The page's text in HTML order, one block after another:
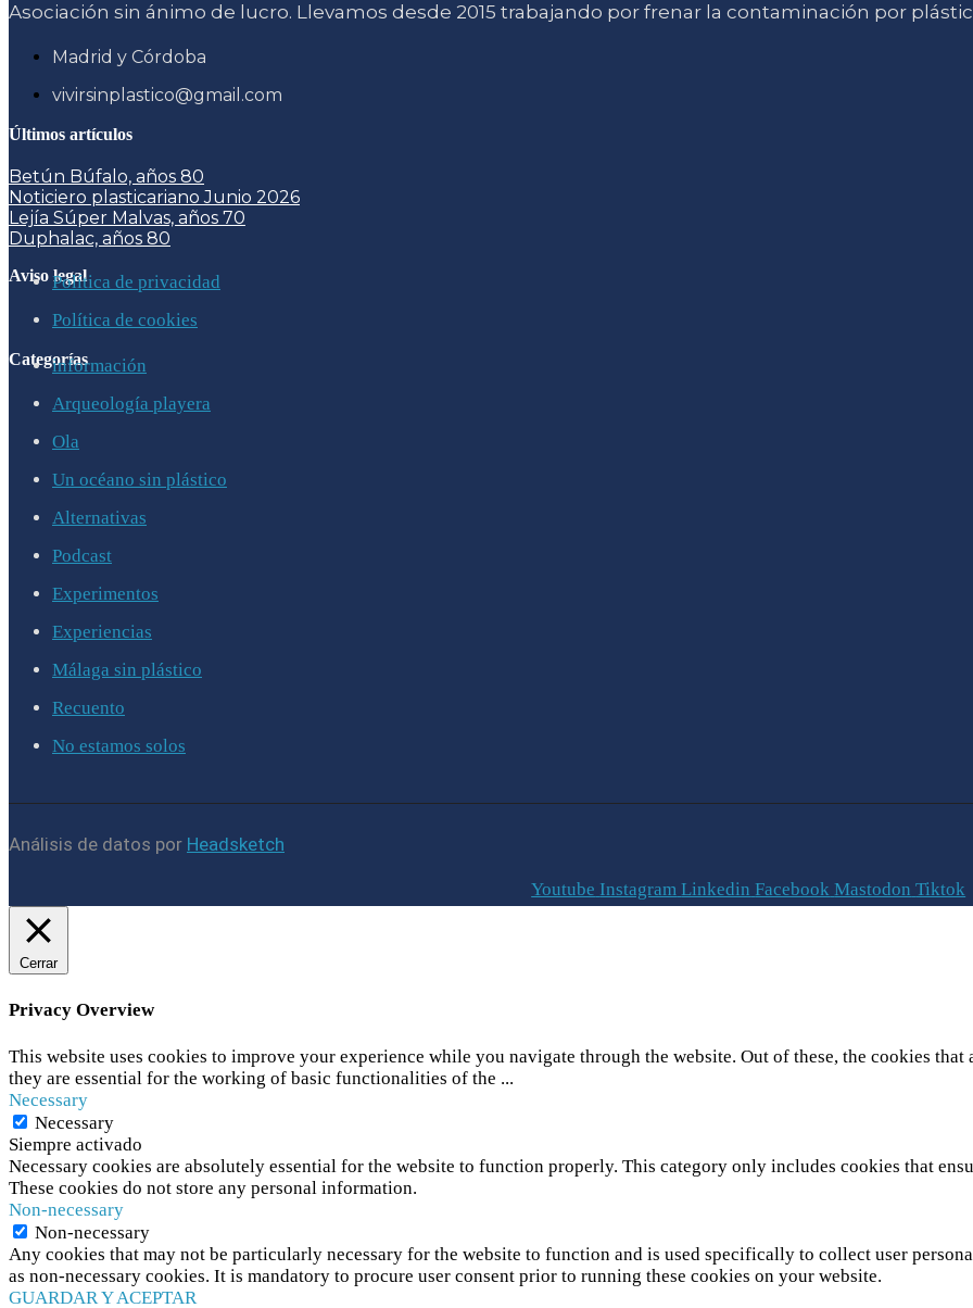
Asociación sin ánimo de lucro. Llevamos desde 2015 trabajando por frenar la contaminación por
Madrid y Córdoba
vivirsinplastico@gmail.com
Últimos artículos
Betún Búfalo, años 80
Noticiero plasticariano Junio 2026
Lejía Súper Malvas, años 70
Duphalac, años 80
Aviso legalPolítica de privacidad
Política de cookies
Categoríasinformación
Arqueología playera
Ola
Un océano sin plástico
Alternativas
Podcast
Experimentos
Experiencias
Málaga sin plástico
Recuento
No estamos solos
Análisis de datos por Headsketch
Youtube Instagram Linkedin Facebook Mastodon Tiktok
Cerrar
Privacy Overview
This website uses cookies to improve your experience while you navigate through the website. Out of these, the cookies that
they are essential for the working of basic functionalities of the ...
Necessary
Necessary
Siempre activado
Necessary cookies are absolutely essential for the website to function properly. This category only includes cookies that
These cookies do not store any personal information.
Non-necessary
Non-necessary
Any cookies that may not be particularly necessary for the website to function and is used specifically to collect user
as non-necessary cookies. It is mandatory to procure user consent prior to running these cookies on your website.
GUARDAR Y ACEPTAR